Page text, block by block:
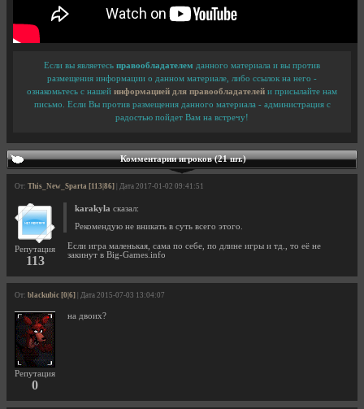
Если вы являетесь правообладателем данного материала и вы против
размещения информации о данном материале, либо ссылок на него -
ознакомьтесь с нашей информацией для правообладателей и присылайте нам
письмо. Если Вы против размещения данного материала - администрация с
радостью пойдет Вам на встречу!
Комментарии игроков (21 шт.)
От: This_New_Sparta [113|86] | Дата 2017-01-02 09:41:51
Репутация
113
karakyla сказал:
Рекомендую не вникать в суть всего этого.
Если игра маленькая, сама по себе, по длине игры и тд., то её не
закинут в Big-Games.info
От: blackubic [0|6] | Дата 2015-07-03 13:04:07
Репутация
0
на двоих?